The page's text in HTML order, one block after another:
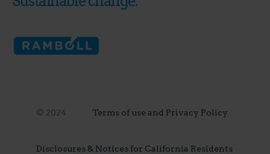
© 2024 Terms of use and Privacy Policy
Disclosures & Notices for California Residents